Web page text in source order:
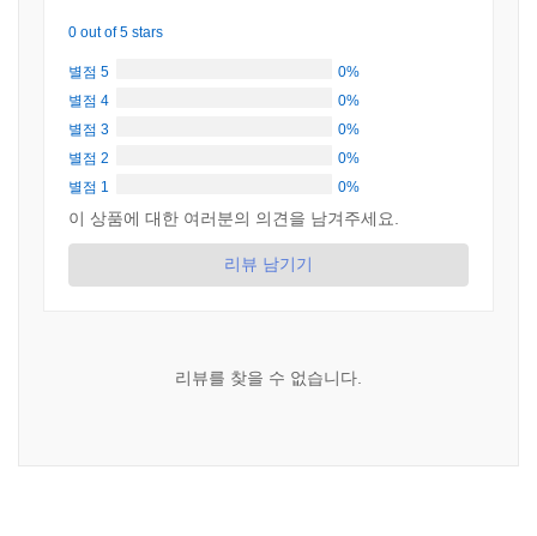
0 out of 5 stars
별점 5
0%
별점 4
0%
별점 3
0%
별점 2
0%
별점 1
0%
이 상품에 대한 여러분의 의견을 남겨주세요.
리뷰 남기기
리뷰를 찾을 수 없습니다.